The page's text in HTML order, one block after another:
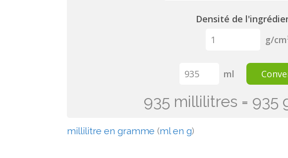
Densité de
g/
ml
935 millilitres = 935
millilitre en gramme (ml en g)